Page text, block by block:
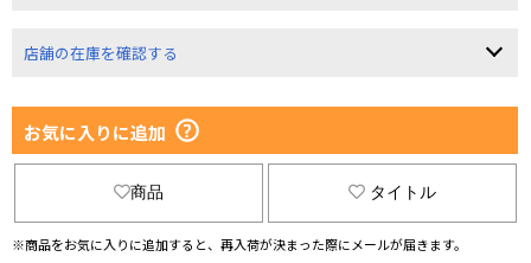
店舗の在庫を確認する
お気に入りに追加
商品 タイトル
※商品をお気に入りに追加すると、再入荷が決まった際にメールが届きます。